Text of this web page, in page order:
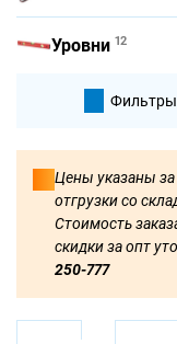
Уровни 12
Фильтры
Цены указаны
отгрузки со
Стоимость
скидки за опт
250-777